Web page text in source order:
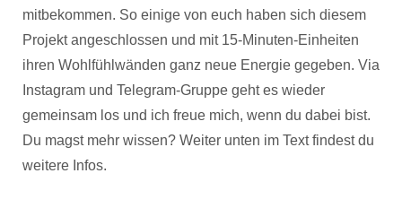
mitbekommen. So einige von euch haben sich diesem
Projekt angeschlossen und mit 15-Minuten-Einheiten
ihren Wohlfühlwänden ganz neue Energie gegeben. Via
Instagram und Telegram-Gruppe geht es wieder
gemeinsam los und ich freue mich, wenn du dabei bist.
Du magst mehr wissen? Weiter unten im Text findest du
weitere Infos.